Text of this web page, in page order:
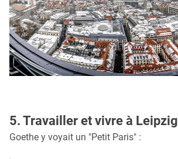
5. Travailler et vivre à Leipzig
Goethe y voyait un "Petit Paris" :